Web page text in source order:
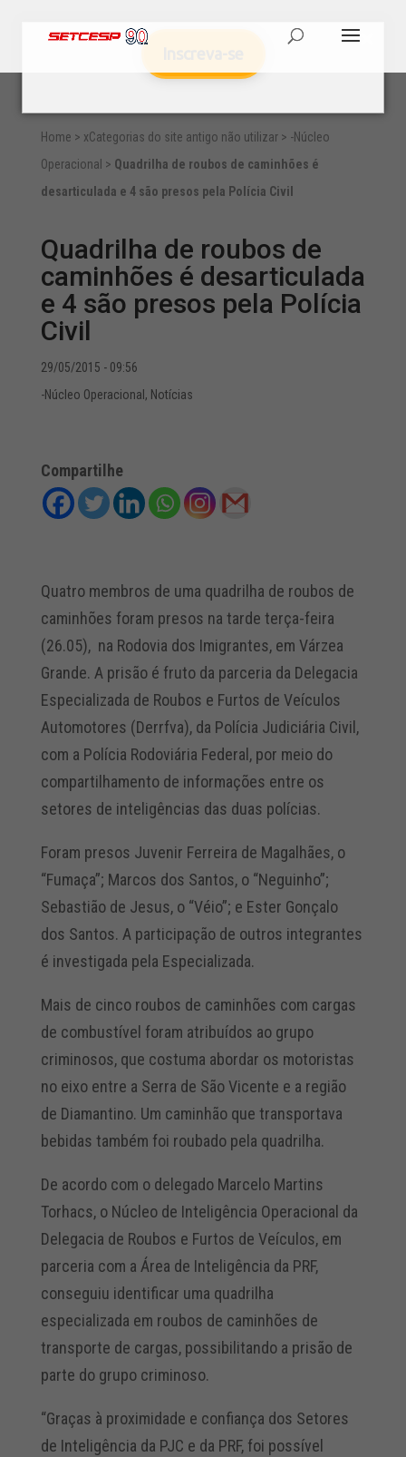
Home > xCategorias do site antigo não utilizar> -Núcleo
Operacional > Quadrilha de roubos de caminhões é
desarticulada e 4 são presos pela Polícia Civil
Quadrilha de roubos de
caminhões é desarticulada
e 4 são presos pela Polícia
Civil
29/05/2015 - 09:56
-Núcleo Operacional , Notícias
Compartilhe
Quatro membros de uma quadrilha de roubos de
caminhões foram presos na tarde terça-feira
(26.05), na Rodovia dos Imigrantes, em Várzea
Grande. A prisão é fruto da parceria da Delegacia
Especializada de Roubos e Furtos de Veículos
Automotores (Derrfva), da Polícia Judiciária Civil,
com a Polícia Rodoviária Federal, por meio do
compartilhamento de informações entre os
setores de inteligências das duas polícias.
Foram presos Juvenir Ferreira de Magalhães, o
“Fumaça”; Marcos dos Santos, o “Neguinho”;
Sebastião de Jesus, o “Véio”; e Ester Gonçalo
dos Santos. A participação de outros integrantes
é investigada pela Especializada.
Mais de cinco roubos de caminhões com cargas
de combustível foram atribuídos ao grupo
criminosos, que costuma abordar os motoristas
no eixo entre a Serra de São Vicente e a região
de Diamantino. Um caminhão que transportava
bebidas também foi roubado pela quadrilha.
De acordo com o delegado Marcelo Martins
Torhacs, o Núcleo de Inteligência Operacional da
Delegacia de Roubos e Furtos de Veículos, em
parceria com a Área de Inteligência da PRF,
conseguiu identificar uma quadrilha
especializada em roubos de caminhões de
transporte de cargas, possibilitando a prisão de
parte do grupo criminoso.
“Graças à proximidade e confiança dos Setores
de Inteligência da PJC e da PRF, foi possível